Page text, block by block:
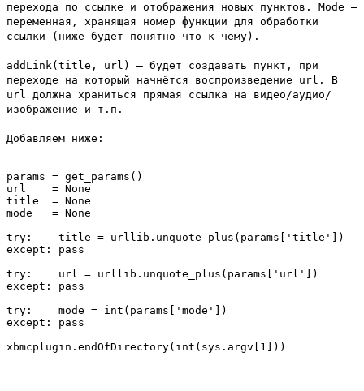
перехода по ссылке и отображения новых пунктов. Mode –
переменная, хранящая номер функции для обработки
ссылки (ниже будет понятно что к чему).
addLink(title, url)
– будет создавать пункт, при
переходе на который начнётся воспроизведение url . В
url должна храниться прямая ссылка на видео/аудио/
изображение и т.п.
Добавляем ниже:
params = get_params()
url    = None
title  = None
mode   = None
try:    title = urllib.unquote_plus(params['title'])
except: pass
try:    url = urllib.unquote_plus(params['url'])
except: pass
try:    mode = int(params['mode'])
except: pass